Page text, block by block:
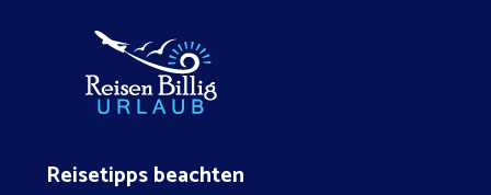
Reisetipps beachten